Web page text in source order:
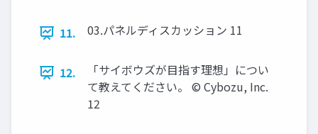
11. 03.パネルディスカッション 11
12.
「サイボウズが目指す理想」につい
て教えてください。 ©️ Cybozu, Inc.
12